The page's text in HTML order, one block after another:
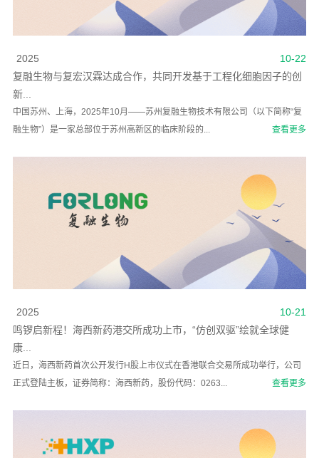
10-22
2025
复融生物与复宏汉霖达成合作，共同开发基于工程化细胞因子的创
新...
中国苏州、上海，2025年10月——苏州复融生物技术有限公司（以下简称“复
融生物”）是一家总部位于苏州高新区的临床阶段的...
查看更多
10-21
2025
鸣锣启新程！海西新药港交所成功上市，“仿创双驱”绘就全球健
康...
近日，海西新药首次公开发行H股上市仪式在香港联合交易所成功举行，公司
正式登陆主板，证券简称：海西新药，股份代码：0263...
查看更多